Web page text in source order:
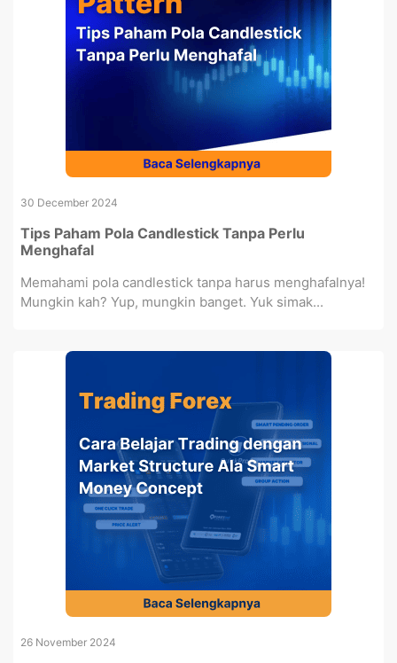
30 December 2024
Tips Paham Pola Candlestick Tanpa Perlu
Menghafal
Memahami pola candlestick tanpa harus menghafalnya!
Mungkin kah? Yup, mungkin banget. Yuk simak...
26 November 2024